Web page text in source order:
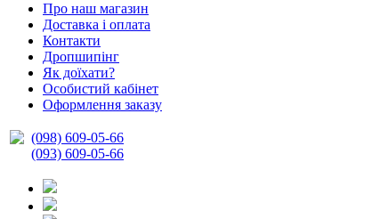
Про наш магазин
Доставка і оплата
Контакти
Дропшипінг
Як доїхати?
Особистий кабінет
Оформлення заказу
(098) 609-05-66
(093) 609-05-66